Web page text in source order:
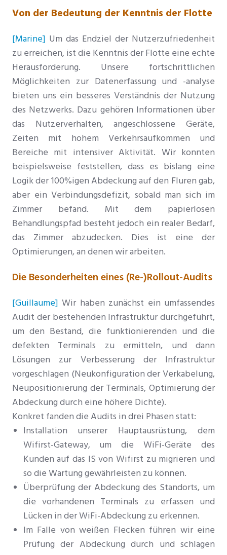
Von der Bedeutung der Kenntnis der Flotte
[Marine] Um das Endziel der Nutzerzufriedenheit
zu erreichen, ist die Kenntnis der Flotte eine echte
Herausforderung. Unsere fortschrittlichen
Möglichkeiten zur Datenerfassung und -analyse
bieten uns ein besseres Verständnis der Nutzung
des Netzwerks. Dazu gehören Informationen über
das Nutzerverhalten, angeschlossene Geräte,
Zeiten mit hohem Verkehrsaufkommen und
Bereiche mit intensiver Aktivität. Wir konnten
beispielsweise feststellen, dass es bislang eine
Logik der 100%igen Abdeckung auf den Fluren gab,
aber ein Verbindungsdefizit, sobald man sich im
Zimmer befand. Mit dem papierlosen
Behandlungspfad besteht jedoch ein realer Bedarf,
das Zimmer abzudecken. Dies ist eine der
Optimierungen, an denen wir arbeiten.
Die Besonderheiten eines (Re-)Rollout-Audits
[Guillaume] Wir haben zunächst ein umfassendes
Audit der bestehenden Infrastruktur durchgeführt,
um den Bestand, die funktionierenden und die
defekten Terminals zu ermitteln, und dann
Lösungen zur Verbesserung der Infrastruktur
vorgeschlagen (Neukonfiguration der Verkabelung,
Neupositionierung der Terminals, Optimierung der
Abdeckung durch eine höhere Dichte).
Konkret fanden die Audits in drei Phasen statt:
Installation unserer Hauptausrüstung, dem
Wifirst-Gateway, um die WiFi-Geräte des
Kunden auf das IS von Wifirst zu migrieren und
so die Wartung gewährleisten zu können.
Überprüfung der Abdeckung des Standorts, um
die vorhandenen Terminals zu erfassen und
Lücken in der WiFi-Abdeckung zu erkennen.
Im Falle von weißen Flecken führen wir eine
Prüfung der Abdeckung durch und schlagen